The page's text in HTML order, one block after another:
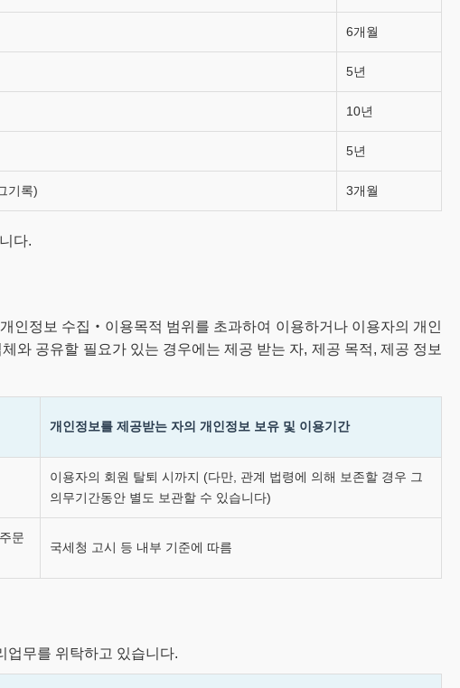
6개월
5년
10년
5년
기록) 3개월
다.
인정보 수집‧이용목적 범위를 초과하여 이용하거나 이용자의 개인
와 공유할 필요가 있는 경우에는 제공 받는 자, 제공 목적, 제공 정보
개인정보를 제공받는 자의 개인정보 보유 및 이용기간
이용자의 회원 탈퇴 시까지 (다만, 관계 법령에 의해 보존할 경우 그
의무기간동안 별도 보관할 수 있습니다)
문
국세청 고시 등 내부 기준에 따름
업무를 위탁하고 있습니다.